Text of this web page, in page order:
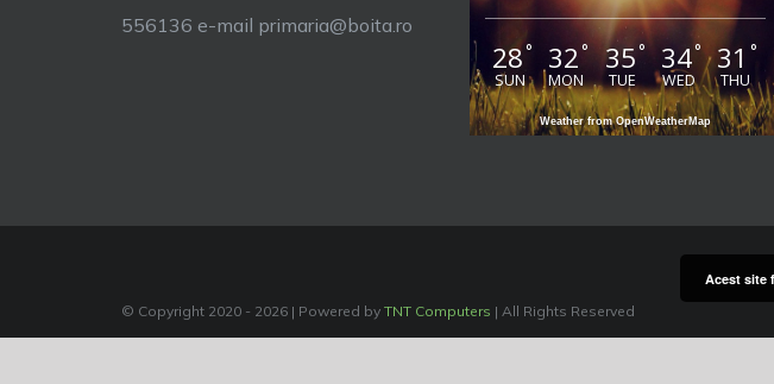
556136 e-mail primaria@boita.ro
28°
SUN
32°
MON
35°
TUE
34°
WED
31 °
THU
Weather from OpenWeatherMap
© Copyright 2020 - 2026 | Powered by TNT Computers | All Rights Reserved
Acest site